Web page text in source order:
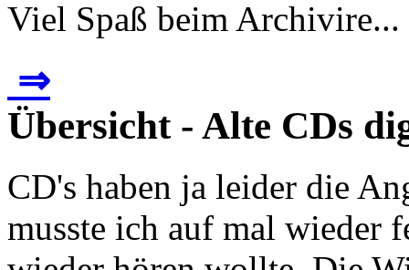
Viel Spaß beim Archivire...
⇒
Übersicht - Alte CDs
CD's haben ja leider die
musste ich auf mal wieder